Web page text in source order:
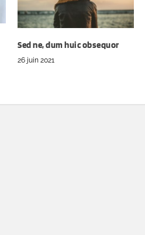
Sed ne, dum huic obsequor
26 juin 2021